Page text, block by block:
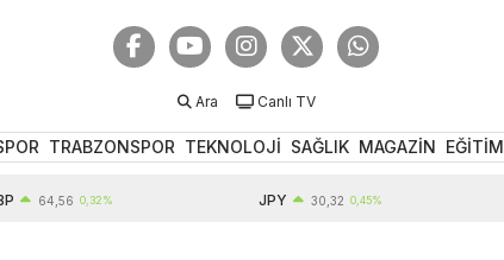
Ara Canlı TV
TRABZONSPOR TEKNOLOJİ SAĞLIK MAGAZİN EĞİTİM
0,32% 30,32 0,45%